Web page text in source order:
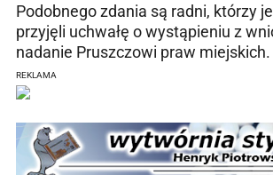
Podobnego zdania są radni, którzy
przyjęli uchwałę o wystąpieniu z
nadanie Pruszczowi praw miejskich.
REKLAMA